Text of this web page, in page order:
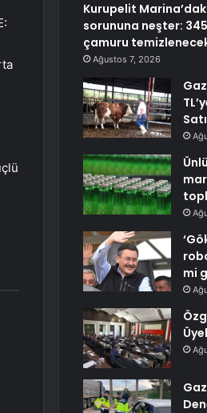
Kurupelit
sorununa neşter:
çamuru
Ağustos 7, 2026
mi